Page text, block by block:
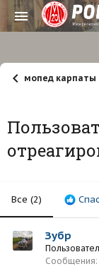
мопед карпаты
Все (2)
Зубр
Сообщения